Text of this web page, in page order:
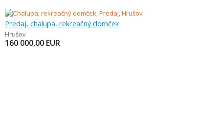
Predaj, chalupa, rekreačný domček
Hrušov
160 000,00 EUR